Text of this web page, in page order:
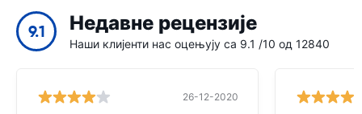
9.1 Недавне рецензије
Наши клијенти нас оцењују са 9.1 /10 од 12840
26-12-2020